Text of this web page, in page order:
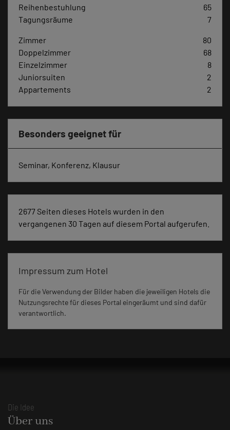
Reihenbestuhlung
65
Tagungsräume
7
Zimmer
80
Doppelzimmer
68
Einzelzimmer
8
Juniorsuiten
2
Appartements
2
Besonders geeignet für
Seminar, Konferenz, Klausur
2677 Seiten dieses Hotels wurden in den
vergangenen 30 Tagen auf diesem Portal aufgerufen.
Impressum zum Hotel
Für die Verwendung der Bilder haben die jeweiligen Hotels die
Nutzungsrechte für dieses Portal eingeräumt und sind dafür
verantwortlich.
Die Idee
Über uns